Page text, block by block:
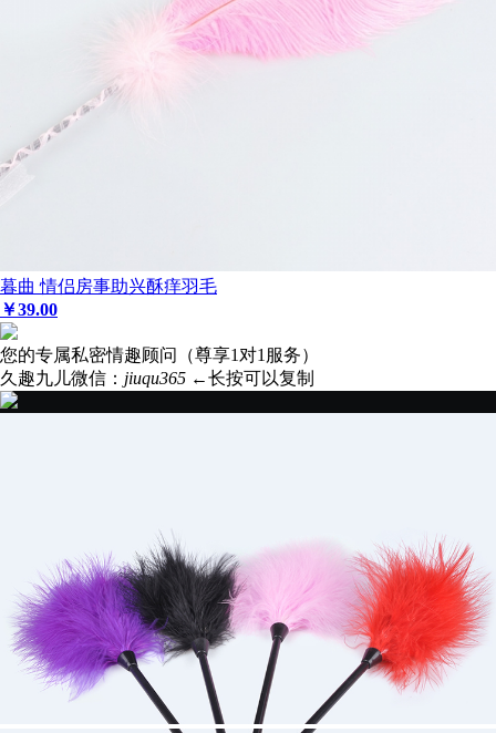
暮曲 情侣房事助兴酥痒羽毛
￥39.00
您的专属私密情趣顾问（尊享1对1服务）
久趣九儿微信： jiuqu365 ←长按可以复制